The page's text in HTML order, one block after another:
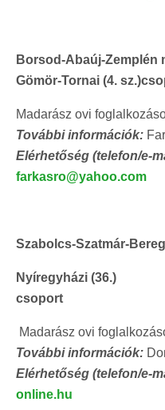
Borsod-Abaúj-Zemplén
Gömör-Tornai (4.
Madarász ovi
További információk:
Elérhetőség (telefon/e-
farkasro@yahoo.com
Szabolcs-Szatmár-
Nyíregyházi (36.)
Madarász ovi
További információk:
Elérhetőség (telefon/e-
online.hu